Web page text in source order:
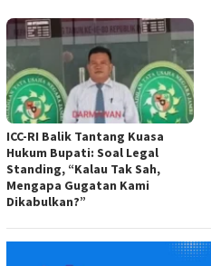
ICC-RI Balik Tantang Kuasa
Hukum Bupati: Soal Legal
Standing, “Kalau Tak Sah,
Mengapa Gugatan Kami
Dikabulkan?”